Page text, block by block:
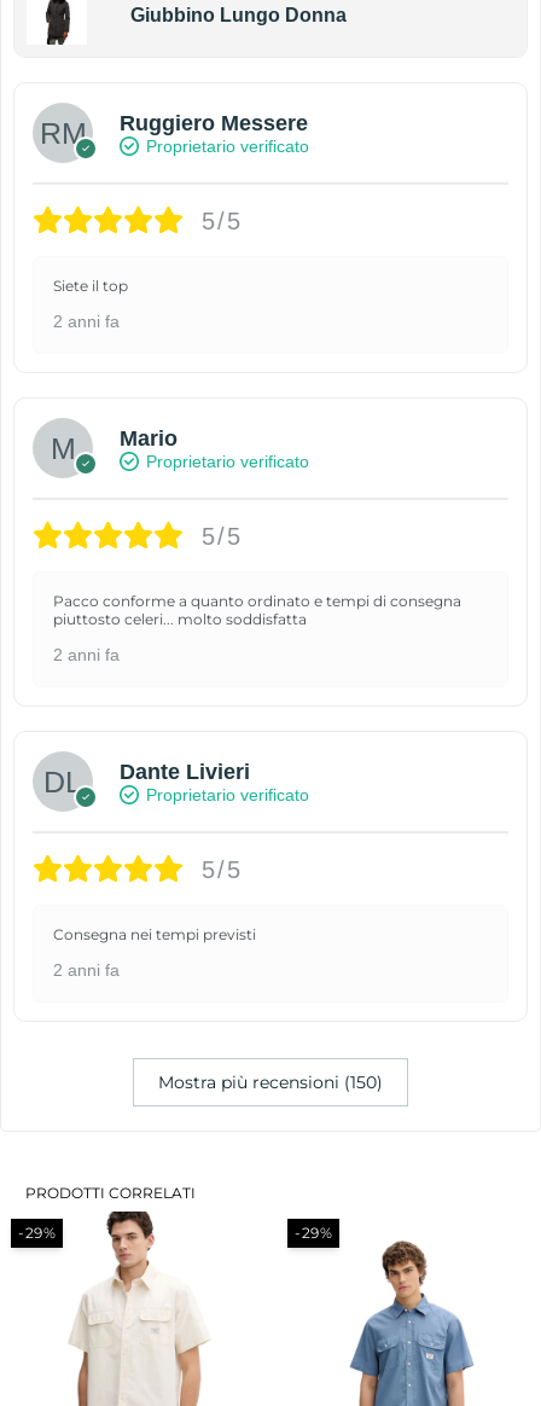
Giubbino Lungo Donna
Ruggiero Messere
Proprietario verificato
5/5
Siete il top
2 anni fa
Mario
Proprietario verificato
5/5
Pacco conforme a quanto ordinato e tempi di consegna
piuttosto celeri... molto soddisfatta
2 anni fa
Dante Livieri
Proprietario verificato
5/5
Consegna nei tempi previsti
2 anni fa
Mostra più recensioni (150)
PRODOTTI CORRELATI
-29% -50%